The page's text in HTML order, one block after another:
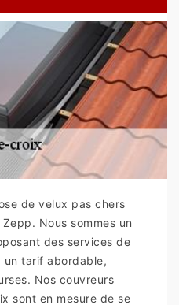
de velux pas chers
Nous sommes un
des services de
un tarif abordable,
Nos couvreurs
sont en mesure de se